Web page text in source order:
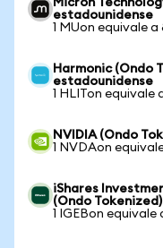
Micron
estadounidense
1 MUon equivale a
Harmonic (Ondo
estadounidense
1 HLITon equivale a
NVIDIA (Ondo
1 NVDAon
iShares
(Ondo
1 IGEBon